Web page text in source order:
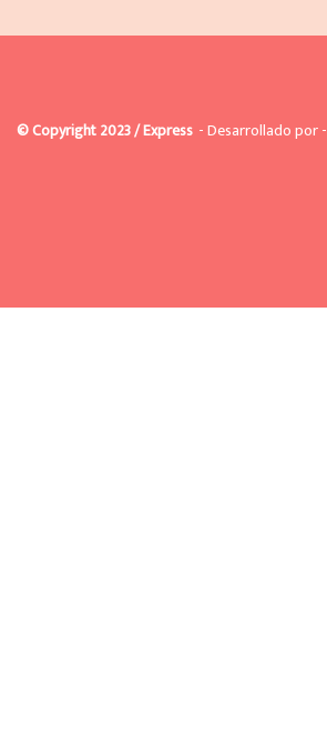
© Copyright 2023 / Express - Desarrollado por -